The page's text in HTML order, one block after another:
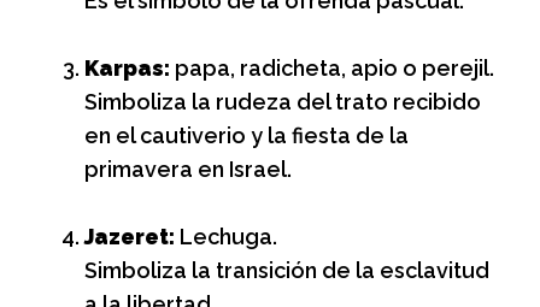
Karpas: papa, radicheta, apio o perejil.
Simboliza la rudeza del trato recibido
en el cautiverio y la fiesta de la
primavera en Israel.
Jazeret: Lechuga.
Simboliza la transición de la esclavitud